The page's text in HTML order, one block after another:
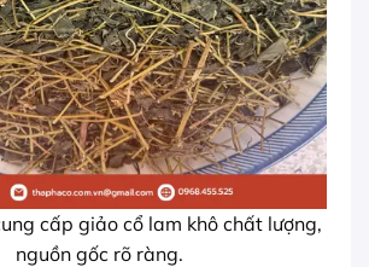
cấp giảo cổ lam khô chất lượng,
nguồn gốc rõ ràng.